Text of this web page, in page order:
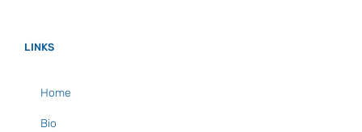
LINKS
Home
Bio